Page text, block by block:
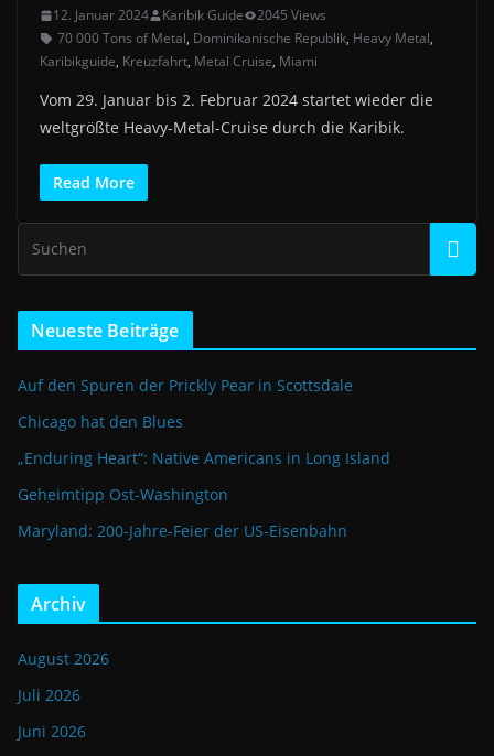
12. Januar 2024 Karibik Guide
2045 Views
70 000 Tons of Metal, Dominikanische Republik, Heavy Metal,
Karibikguide, Kreuzfahrt, Metal Cruise, Miami
Vom 29. Januar bis 2. Februar 2024 startet wieder die
weltgrößte Heavy-Metal-Cruise durch die Karibik.
Read More
Neueste Beiträge
Auf den Spuren der Prickly Pear in Scottsdale
Chicago hat den Blues
„Enduring Heart“: Native Americans in Long Island
Geheimtipp Ost-Washington
Maryland: 200-Jahre-Feier der US-Eisenbahn
Archiv
August 2026
Juli 2026
Juni 2026